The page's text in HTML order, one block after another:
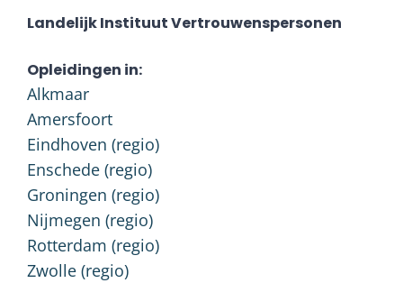
Landelijk Instituut Vertrouwenspersonen
Opleidingen in:
Alkmaar
Amersfoort
Eindhoven (regio)
Enschede (regio)
Groningen (regio)
Nijmegen (regio)
Rotterdam (regio)
Zwolle (regio)